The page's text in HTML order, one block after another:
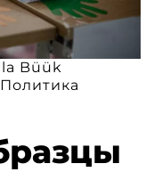
Büük
Политика